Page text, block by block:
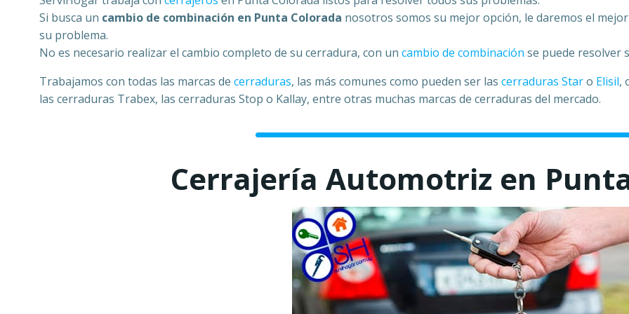
Si busca un cambio de combinación en Punta Colorada nosotros somos su mejor opción, le daremos el
su problema.
No es necesario realizar el cambio completo de su cerradura, con un cambio de combinación se puede resolver
Trabajamos con todas las marcas de cerraduras, las más comunes como pueden ser las cerraduras Staro Elisil,
las cerraduras Trabex, las cerraduras Stop o Kallay, entre otras muchas marcas de cerraduras del mercado.
Cerrajería Automotriz en